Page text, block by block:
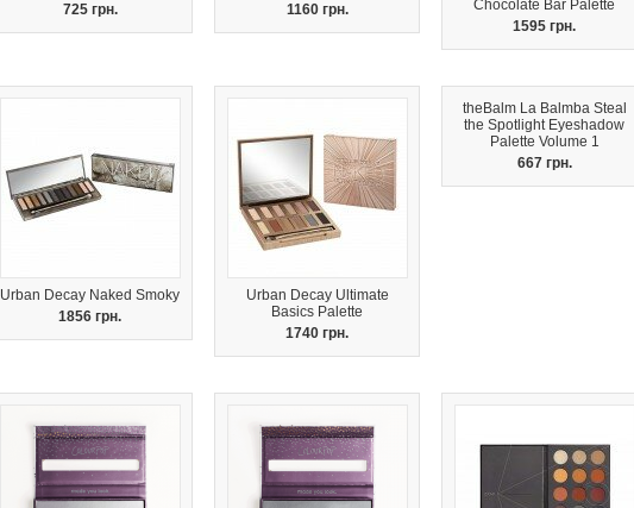
725 грн.
1160 грн.
Chocolate Bar Palette
1595 грн.
Urban Decay Naked Smoky
1856 грн.
Urban Decay Ultimate
Basics Palette
1740 грн.
theBalm La Balmba Steal
the Spotlight Eyeshadow
Palette Volume 1
667 грн.